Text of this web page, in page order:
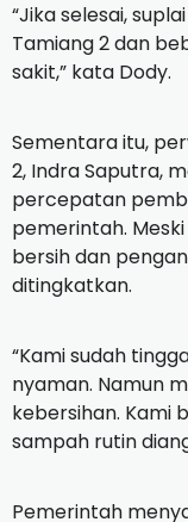
“Jika selesai,
Tamiang 2 dan
sakit,” kata Dody.
Sementara itu,
2, Indra Saputra,
percepatan
pemerintah.
bersih dan
ditingkatkan.
“Kami sudah
nyaman. Namun
kebersihan. Kami
sampah rutin
Pemerintah